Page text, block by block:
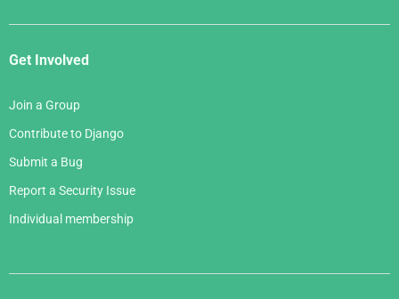
Get Involved
Join a Group
Contribute to Django
Submit a Bug
Report a Security Issue
Individual membership